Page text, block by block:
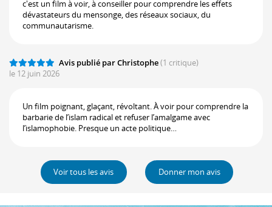
c'est un film à voir, à conseiller pour comprendre les effets
dévastateurs du mensonge, des réseaux sociaux, du
communautarisme.
Avis publié par Christophe(1 critique)
le 12 juin 2026
Un film poignant, glaçant, révoltant. À voir pour comprendre la
barbarie de l’islam radical et refuser l’amalgame avec
l’islamophobie. Presque un acte politique…
Voir tous les avis Donner mon avis